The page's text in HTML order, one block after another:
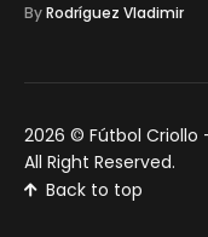
ByRodríguez Vladimir
2026 © Fútbol Criollo
All Right Reserved.
Back to top